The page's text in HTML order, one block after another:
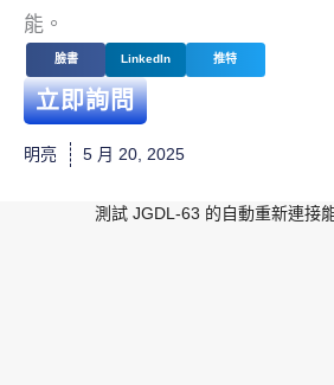
能。
臉書 LinkedIn 推特
立即詢問
明亮 5 月 20, 2025
測試 JGDL-63 的自動重新連接